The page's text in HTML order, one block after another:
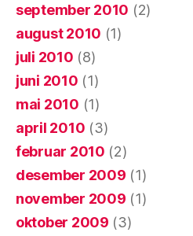
september 2010 (2)
august 2010 (1)
juli 2010 (8)
juni 2010 (1)
mai 2010 (1)
april 2010 (3)
februar 2010 (2)
desember 2009 (1)
november 2009 (1)
oktober 2009 (3)